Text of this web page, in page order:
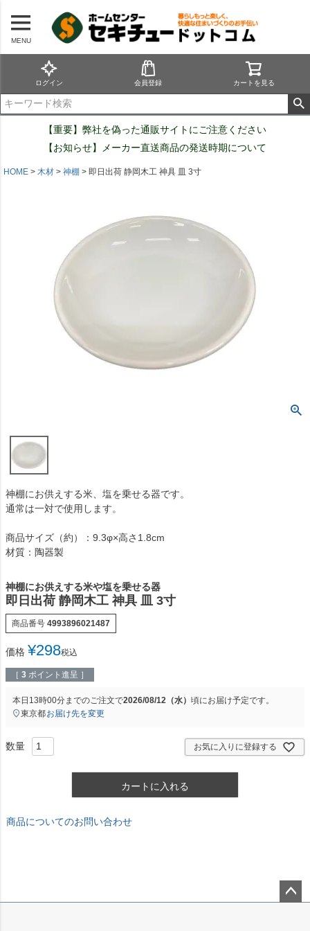
MENU
ログイン 会員登録 カートを見る
【重要】弊社を偽った通販サイトにご注意ください
【お知らせ】メーカー直送商品の発送時期について
HOME 木材 神棚 即日出荷 静岡木工 神具 皿 3寸
神棚にお供えする米、塩を乗せる器です。
通常は一対で使用します。
商品サイズ（約）：9.3φ×高さ1.8cm
材質：陶器製
神棚にお供えする米や塩を乗せる器
即日出荷 静岡木工 神具 皿 3寸
商品番号 4993896021487
価格 ¥298税込
［ 3 ポイント進呈 ］
本日 13時00分までのご注文で2026/08/12（水） 頃にお届け予定です。
東京都お届け先を変更
お気に入りに登録する
カートに入れる
商品についてのお問い合わせ